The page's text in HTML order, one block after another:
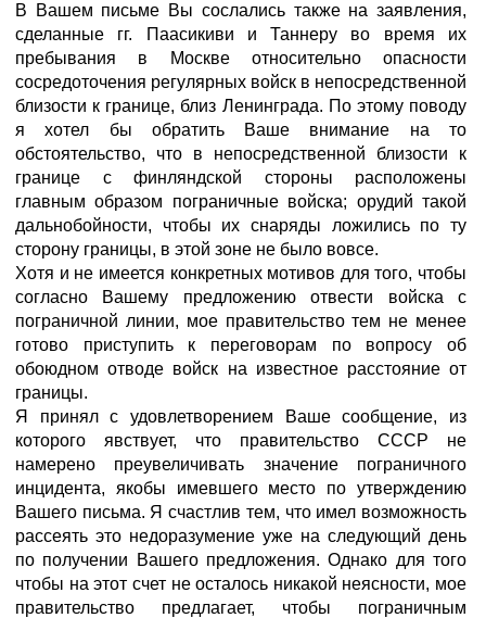
В Вашем письме Вы сослались также на заявления,
сделанные гг. Паасикиви и Таннеру во время их
пребывания в Москве относительно опасности
сосредоточения регулярных войск в непосредственной
близости к границе, близ Ленинграда. По этому поводу
я хотел бы обратить Ваше внимание на то
обстоятельство, что в непосредственной близости к
границе с финляндской стороны расположены
главным образом пограничные войска; орудий такой
дальнобойности, чтобы их снаряды ложились по ту
сторону границы, в этой зоне не было вовсе.
Хотя и не имеется конкретных мотивов для того, чтобы
согласно Вашему предложению отвести войска с
пограничной линии, мое правительство тем не менее
готово приступить к переговорам по вопросу об
обоюдном отводе войск на известное расстояние от
границы.
Я принял с удовлетворением Ваше сообщение, из
которого явствует, что правительство СССР не
намерено преувеличивать значение пограничного
инцидента, якобы имевшего место по утверждению
Вашего письма. Я счастлив тем, что имел возможность
рассеять это недоразумение уже на следующий день
по получении Вашего предложения. Однако для того
чтобы на этот счет не осталось никакой неясности, мое
правительство предлагает, чтобы пограничным